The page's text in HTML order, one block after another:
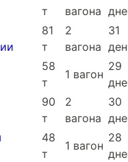
т
вагона
81
т
2
вагона
31
58
т
1 вагон
29
90
т
2
вагона
30
48
т
1 вагон
28